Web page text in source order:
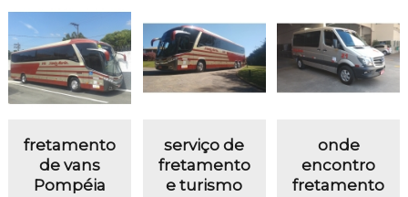
fretamento
de vans
Pompéia
serviço de
fretamento
e turismo
onde
encontro
fretamento